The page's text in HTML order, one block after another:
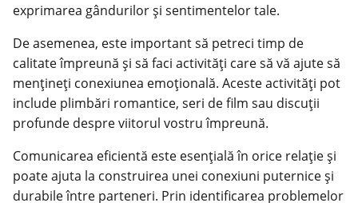
exprimarea gândurilor și sentimentelor tale.
De asemenea, este important să petreci timp de
calitate împreună și să faci activități care să vă ajute să
mențineți conexiunea emoțională. Aceste activități pot
include plimbări romantice, seri de film sau discuții
profunde despre viitorul vostru împreună.
Comunicarea eficientă este esențială în orice relație și
poate ajuta la construirea unei conexiuni puternice și
durabile între parteneri. Prin identificarea problemelor